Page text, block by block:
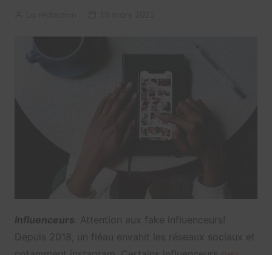
Influenceurs . Attention aux fake influenceurs!
Depuis 2018, un fléau envahit les réseaux sociaux et